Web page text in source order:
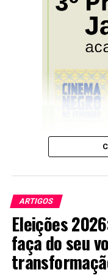
UnB marca
ARTIGOS
Eleições
faça do seu